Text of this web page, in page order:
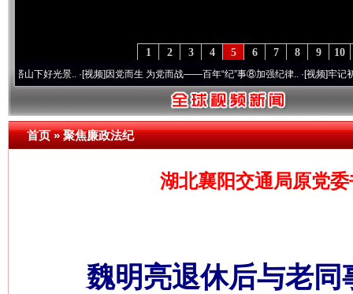
10
9
8
7
6
5
4
3
2
1
光景..·[视频]因党而生 为党而战——百年“纪”事⑧加强纪律..·[视频]牢记初心使命 奋
首页»聚焦廉政法纪
湖北襄阳交通局原党
魏明亮退休后与老同